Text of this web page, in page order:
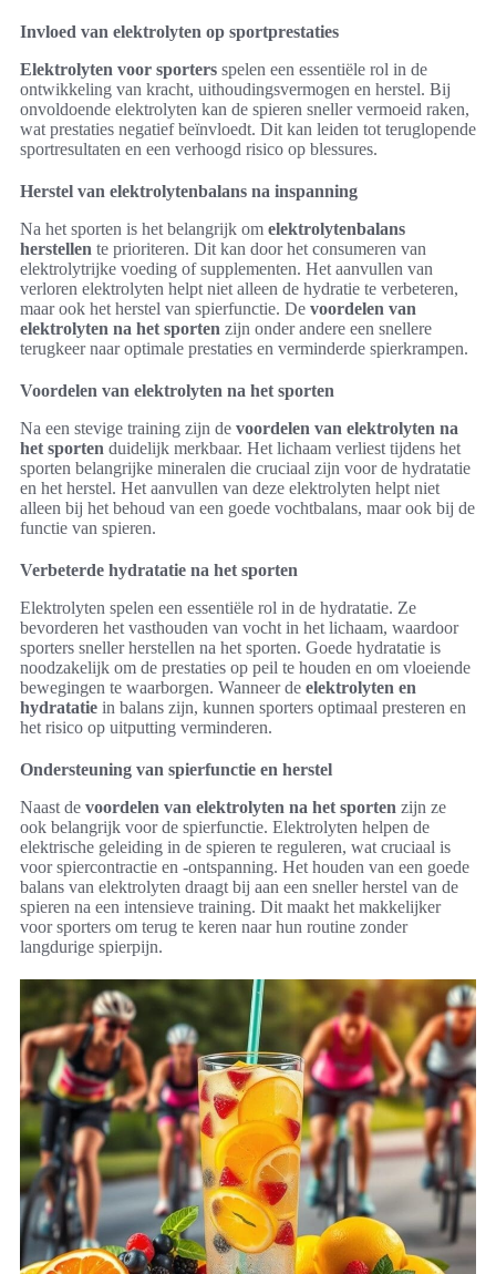
Invloed van elektrolyten op sportprestaties
Elektrolyten voor sporters spelen een essentiële rol in de
ontwikkeling van kracht, uithoudingsvermogen en herstel. Bij
onvoldoende elektrolyten kan de spieren sneller vermoeid raken,
wat prestaties negatief beïnvloedt. Dit kan leiden tot teruglopende
sportresultaten en een verhoogd risico op blessures.
Herstel van elektrolytenbalans na inspanning
Na het sporten is het belangrijk om elektrolytenbalans
herstellen te prioriteren. Dit kan door het consumeren van
elektrolytrijke voeding of supplementen. Het aanvullen van
verloren elektrolyten helpt niet alleen de hydratie te verbeteren,
maar ook het herstel van spierfunctie. De voordelen van
elektrolyten na het sporten zijn onder andere een snellere
terugkeer naar optimale prestaties en verminderde spierkrampen.
Voordelen van elektrolyten na het sporten
Na een stevige training zijn de voordelen van elektrolyten na
het sporten duidelijk merkbaar. Het lichaam verliest tijdens het
sporten belangrijke mineralen die cruciaal zijn voor de hydratatie
en het herstel. Het aanvullen van deze elektrolyten helpt niet
alleen bij het behoud van een goede vochtbalans, maar ook bij de
functie van spieren.
Verbeterde hydratatie na het sporten
Elektrolyten spelen een essentiële rol in de hydratatie. Ze
bevorderen het vasthouden van vocht in het lichaam, waardoor
sporters sneller herstellen na het sporten. Goede hydratatie is
noodzakelijk om de prestaties op peil te houden en om vloeiende
bewegingen te waarborgen. Wanneer de elektrolyten en
hydratatie in balans zijn, kunnen sporters optimaal presteren en
het risico op uitputting verminderen.
Ondersteuning van spierfunctie en herstel
Naast de voordelen van elektrolyten na het sporten zijn ze
ook belangrijk voor de spierfunctie. Elektrolyten helpen de
elektrische geleiding in de spieren te reguleren, wat cruciaal is
voor spiercontractie en -ontspanning. Het houden van een goede
balans van elektrolyten draagt bij aan een sneller herstel van de
spieren na een intensieve training. Dit maakt het makkelijker
voor sporters om terug te keren naar hun routine zonder
langdurige spierpijn.